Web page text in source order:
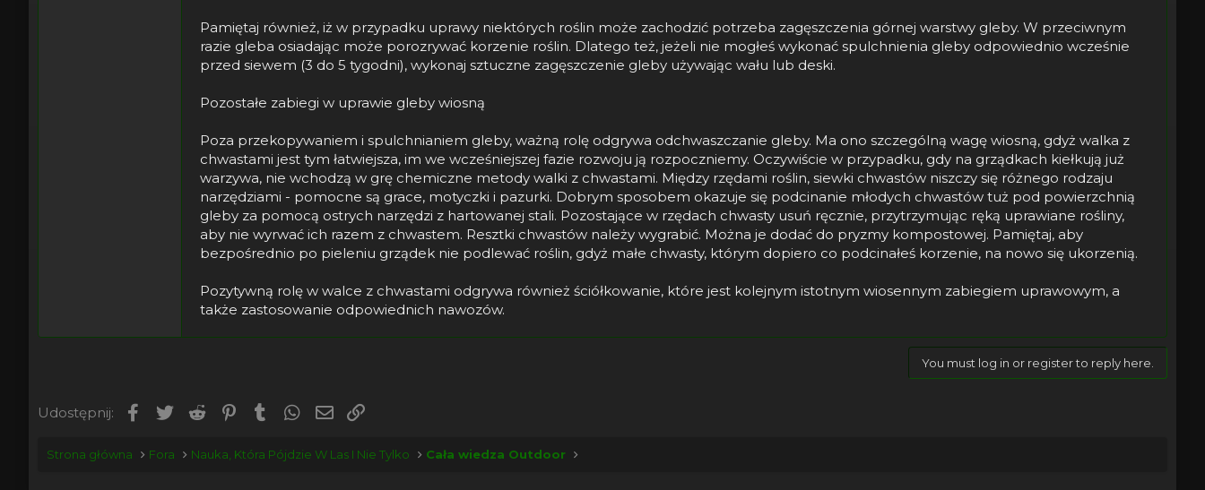
Pamiętaj również, iż w przypadku uprawy niektórych roślin może zachodzić potrzeba zagęszczenia górnej warstwy gleby. W przeciwnym
razie gleba osiadając może porozrywać korzenie roślin. Dlatego też, jeżeli nie mogłeś wykonać spulchnienia gleby odpowiednio wcześnie
przed siewem (3 do 5 tygodni), wykonaj sztuczne zagęszczenie gleby używając wału lub deski.
Pozostałe zabiegi w uprawie gleby wiosną
Poza przekopywaniem i spulchnianiem gleby, ważną rolę odgrywa odchwaszczanie gleby. Ma ono szczególną wagę wiosną, gdyż walka z
chwastami jest tym łatwiejsza, im we wcześniejszej fazie rozwoju ją rozpoczniemy. Oczywiście w przypadku, gdy na grządkach kiełkują już
warzywa, nie wchodzą w grę chemiczne metody walki z chwastami. Między rzędami roślin, siewki chwastów niszczy się różnego rodzaju
narzędziami - pomocne są grace, motyczki i pazurki. Dobrym sposobem okazuje się podcinanie młodych chwastów tuż pod powierzchnią
gleby za pomocą ostrych narzędzi z hartowanej stali. Pozostające w rzędach chwasty usuń ręcznie, przytrzymując ręką uprawiane rośliny,
aby nie wyrwać ich razem z chwastem. Resztki chwastów należy wygrabić. Można je dodać do pryzmy kompostowej. Pamiętaj, aby
bezpośrednio po pieleniu grządek nie podlewać roślin, gdyż małe chwasty, którym dopiero co podcinałeś korzenie, na nowo się ukorzenią.
Pozytywną rolę w walce z chwastami odgrywa również ściółkowanie, które jest kolejnym istotnym wiosennym zabiegiem uprawowym, a
także zastosowanie odpowiednich nawozów.
You must log in or register to reply here.
Udostępnij: Facebook
TwitterReddit PinterestTumblrWhatsApp
Email
Strona główna Fora Nauka, Która Pójdzie W Las I Nie Tylko Cała wiedza Outdoor